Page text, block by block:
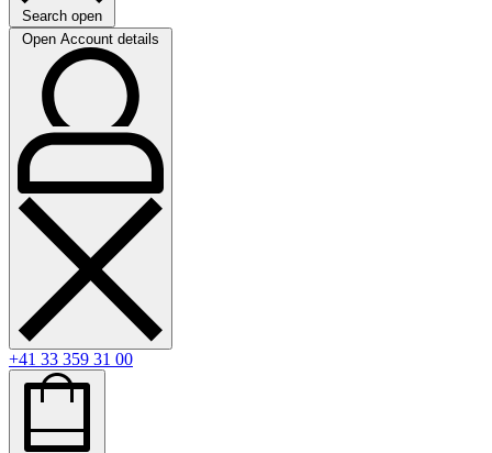
Search open
Open Account details
+41 33 359 31 00